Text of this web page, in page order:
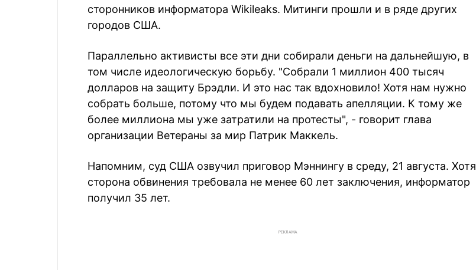
сторонников информатора Wikileaks. Митинги прошли и в ряде других
городов США.
Параллельно активисты все эти дни собирали деньги на дальнейшую, в
том числе идеологическую борьбу. "Собрали 1 миллион 400 тысяч
долларов на защиту Брэдли. И это нас так вдохновило! Хотя нам нужно
собрать больше, потому что мы будем подавать апелляции. К тому же
более миллиона мы уже затратили на протесты", - говорит глава
организации Ветераны за мир Патрик Маккель.
Напомним, суд США озвучил приговор Мэннингу в среду, 21 августа. Хотя
сторона обвинения требовала не менее 60 лет заключения, информатор
получил 35 лет.
РЕКЛАМА